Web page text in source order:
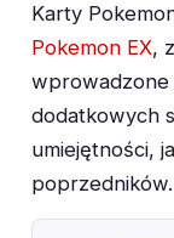
Karty
Pokemon EX,
wprowadzone
dodatkowych
umiejętności,
poprzedników.